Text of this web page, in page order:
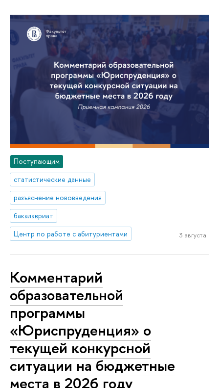
Поступающим
статистические данные
разъяснение нововведения
бакалавриат
Центр по работе с абитуриентами
3 августа
Комментарий
образовательной
программы
«Юриспруденция» о
текущей конкурсной
ситуации на бюджетные
места в 2026 году